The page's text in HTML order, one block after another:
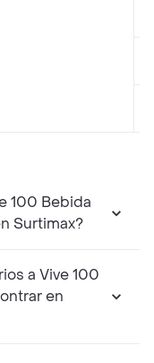
100 Bebida
Surtimax?
a Vive 100
en